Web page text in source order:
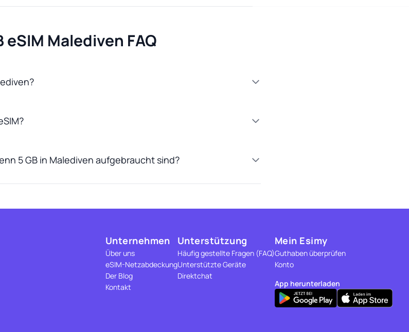
eSIM Malediven FAQ
5 GB in Malediven aufgebraucht sind?
Unternehmen
Über uns
eSIM-Netzabdeckung
Der Blog
Kontakt
Unterstützung
Häufig gestellte Fragen (FAQ)
Unterstützte Geräte
Direktchat
Mein Esimy
Guthaben überprüfen
Konto
App herunterladen